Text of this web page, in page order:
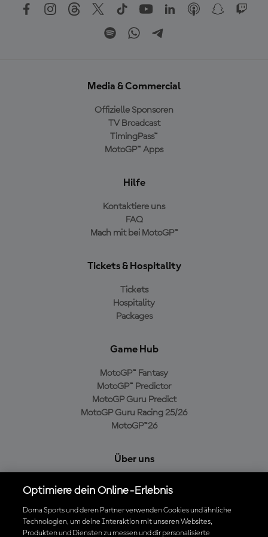
Media & Commercial
Offizielle Sponsoren
TV Broadcast
TimingPass™
MotoGP™ Apps
Hilfe
Kontaktiere uns
FAQ
Mach mit bei MotoGP™
Tickets & Hospitality
Tickets
Hospitality
Packages
Game Hub
MotoGP™ Fantasy
MotoGP™ Predictor
MotoGP Guru Predict
MotoGP Guru Racing 25/26
MotoGP™26
Über uns
Cookie-Richtlinien
Geschäftsbedingungen
Datenschutzrichtlinien
Optimiere dein Online-Erlebnis
Dorna Sports und deren Partner verwenden Cookies und ähnliche
Technologien, um deine Interaktion mit unseren Websites,
Produkten und Diensten zu messen und dir personalisierte